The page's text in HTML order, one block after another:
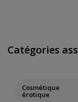
Catégories
Cosmétique
érotique